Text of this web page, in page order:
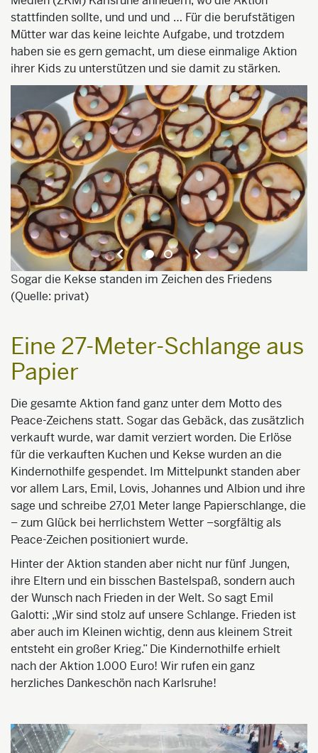
stattfinden sollte, und und und … Für die berufstätigen
Mütter war das keine leichte Aufgabe, und trotzdem
haben sie es gern gemacht, um diese einmalige Aktion
ihrer Kids zu unterstützen und sie damit zu stärken.
Sogar die Kekse standen im Zeichen des Friedens
(Quelle: privat)
Eine 27-Meter-Schlange aus
Papier
Die gesamte Aktion fand ganz unter dem Motto des
Peace-Zeichens statt. Sogar das Gebäck, das zusätzlich
verkauft wurde, war damit verziert worden. Die Erlöse
für die verkauften Kuchen und Kekse wurden an die
Kindernothilfe gespendet. Im Mittelpunkt standen aber
vor allem Lars, Emil, Lovis, Johannes und Albion und ihre
sage und schreibe 27,01 Meter lange Papierschlange, die
– zum Glück bei herrlichstem Wetter –sorgfältig als
Peace-Zeichen positioniert wurde.
Hinter der Aktion standen aber nicht nur fünf Jungen,
ihre Eltern und ein bisschen Bastelspaß, sondern auch
der Wunsch nach Frieden in der Welt. So sagt Emil
Galotti: „Wir sind stolz auf unsere Schlange. Frieden ist
aber auch im Kleinen wichtig, denn aus kleinem Streit
entsteht ein großer Krieg.” Die Kindernothilfe erhielt
nach der Aktion 1.000 Euro! Wir rufen ein ganz
herzliches Dankeschön nach Karlsruhe!